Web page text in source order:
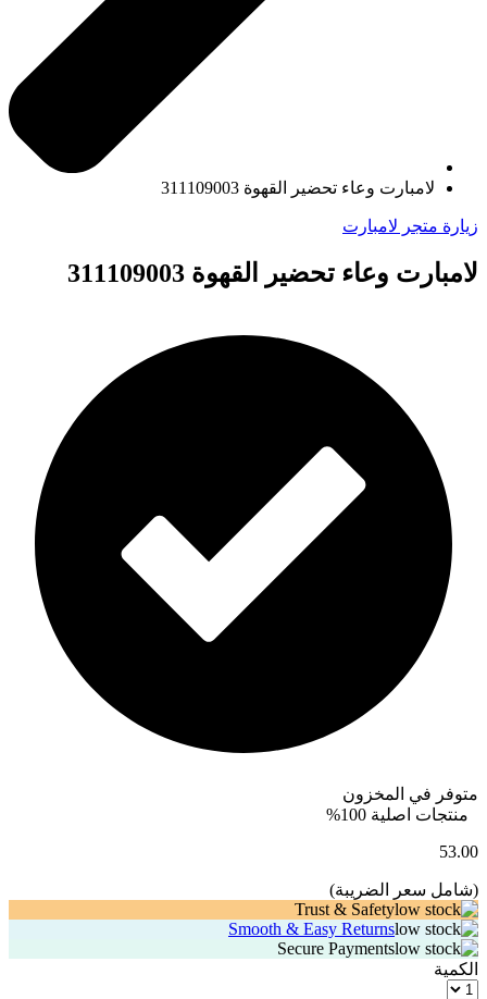
لامبارت وعاء تحضير القهوة 311109003
زيارة متجر لامبارت
لامبارت وعاء تحضير القهوة 311109003
متوفر في المخزون
منتجات اصلية 100%
53.00
(شامل سعر الضريبة)
Trust & Safety
Smooth & Easy Returns
Secure Payments
الكمية